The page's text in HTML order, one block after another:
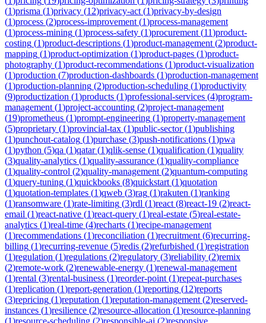
(1)prisma (1)privacy (12)privacy-act (1)privacy-by-design
(1)process (2)process-improvement (1)process-management
(1)process-mining (1)process-safety (1)procurement (11)product-
costing (1)product-descriptions (1)product-management (2)product-
mapping (1)product-optimization (1)product-pages (1)product-
photography (1)product-recommendations (1)product-visualization
(1)production (7)production-dashboards (1)production-management
(1)production-planning (2)production-scheduling (1)productivity
(9)productization (1)products (1)professional-services (4)program-
management (1)project-accounting (2)project-management
(19)prometheus (1)prompt-engineering (1)property-management
(5)proprietary (1)provincial-tax (1)public-sector(1)publishing
(1)punchout-catalog (1)purchase (3)push-notifications (1)pwa
(1)python (5)qa (1)qatar(1)qlik-sense (1)qualification (1)quality
(3)quality-analytics (1)quality-assurance (1)quality-compliance
(1)quality-control (2)quality-management (2)quantum-computing
(1)query-tuning (1)quickbooks (8)quickstart (1)quotation
(1)quotation-templates (1)qweb (3)rag (1)rakuten (1)ranking
(1)ransomware (1)rate-limiting (3)rdl (1)react (8)react-19 (2)react-
email (1)react-native (1)react-query (1)real-estate (5)real-estate-
analytics (1)real-time (4)recharts (1)recipe-management
(1)recommendations (1)reconciliation (1)recruitment (6)recurring-
billing (1)recurring-revenue (5)redis (2)refurbished (1)registration
(1)regulation (1)regulations (2)regulatory (3)reliability (2)remix
(2)remote-work (2)renewable-energy (1)renewal-management
(1)rental (3)rental-business (1)reorder-point (1)repeat-purchases
(1)replication (1)report-generation (1)reporting (12)reports
(3)repricing (1)reputation (1)reputation-management (2)reserved-
instances (1)resilience (2)resource-allocation (1)resource-planning
(1)resource-scheduling (2)responsible-ai (2)responsive